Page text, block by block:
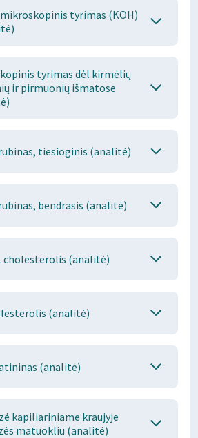
tyrimas (KOH)
tyrimas dėl kirmėlių
ir pirmuonių išmatose
tiesioginis (analitė)
bendrasis (analitė)
cholesterolis (analitė)
(analitė)
(analitė)
kapiliariniame kraujyje
matuokliu (analitė)